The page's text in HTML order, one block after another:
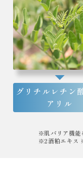
グリチルレチン
アリル
※肌バリア機能
※2酒粕エキス